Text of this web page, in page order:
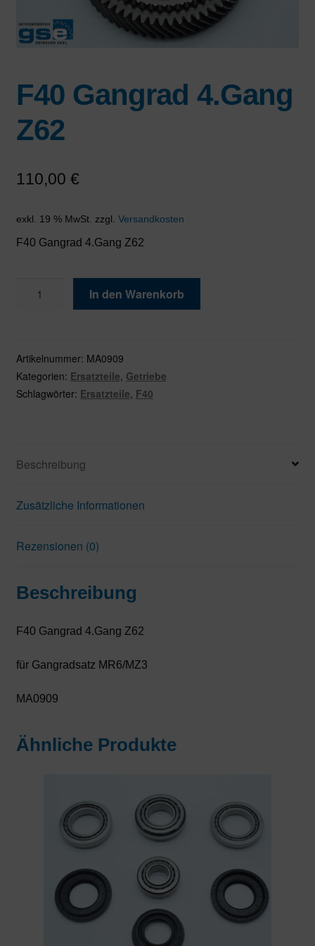
F40 Gangrad 4.Gang
Z62
110,00 €
exkl. 19 % MwSt. zzgl. Versandkosten
F40 Gangrad 4.Gang Z62
Gangrad
Menge
In den Warenkorb
Artikelnummer: MA0909
Kategorien: Ersatzteile, Getriebe
Schlagwörter: Ersatzteile, F40
Beschreibung
Zusätzliche Informationen
Rezensionen (0)
Beschreibung
F40 Gangrad 4.Gang Z62
für Gangradsatz MR6/MZ3
MA0909
Ähnliche Produkte